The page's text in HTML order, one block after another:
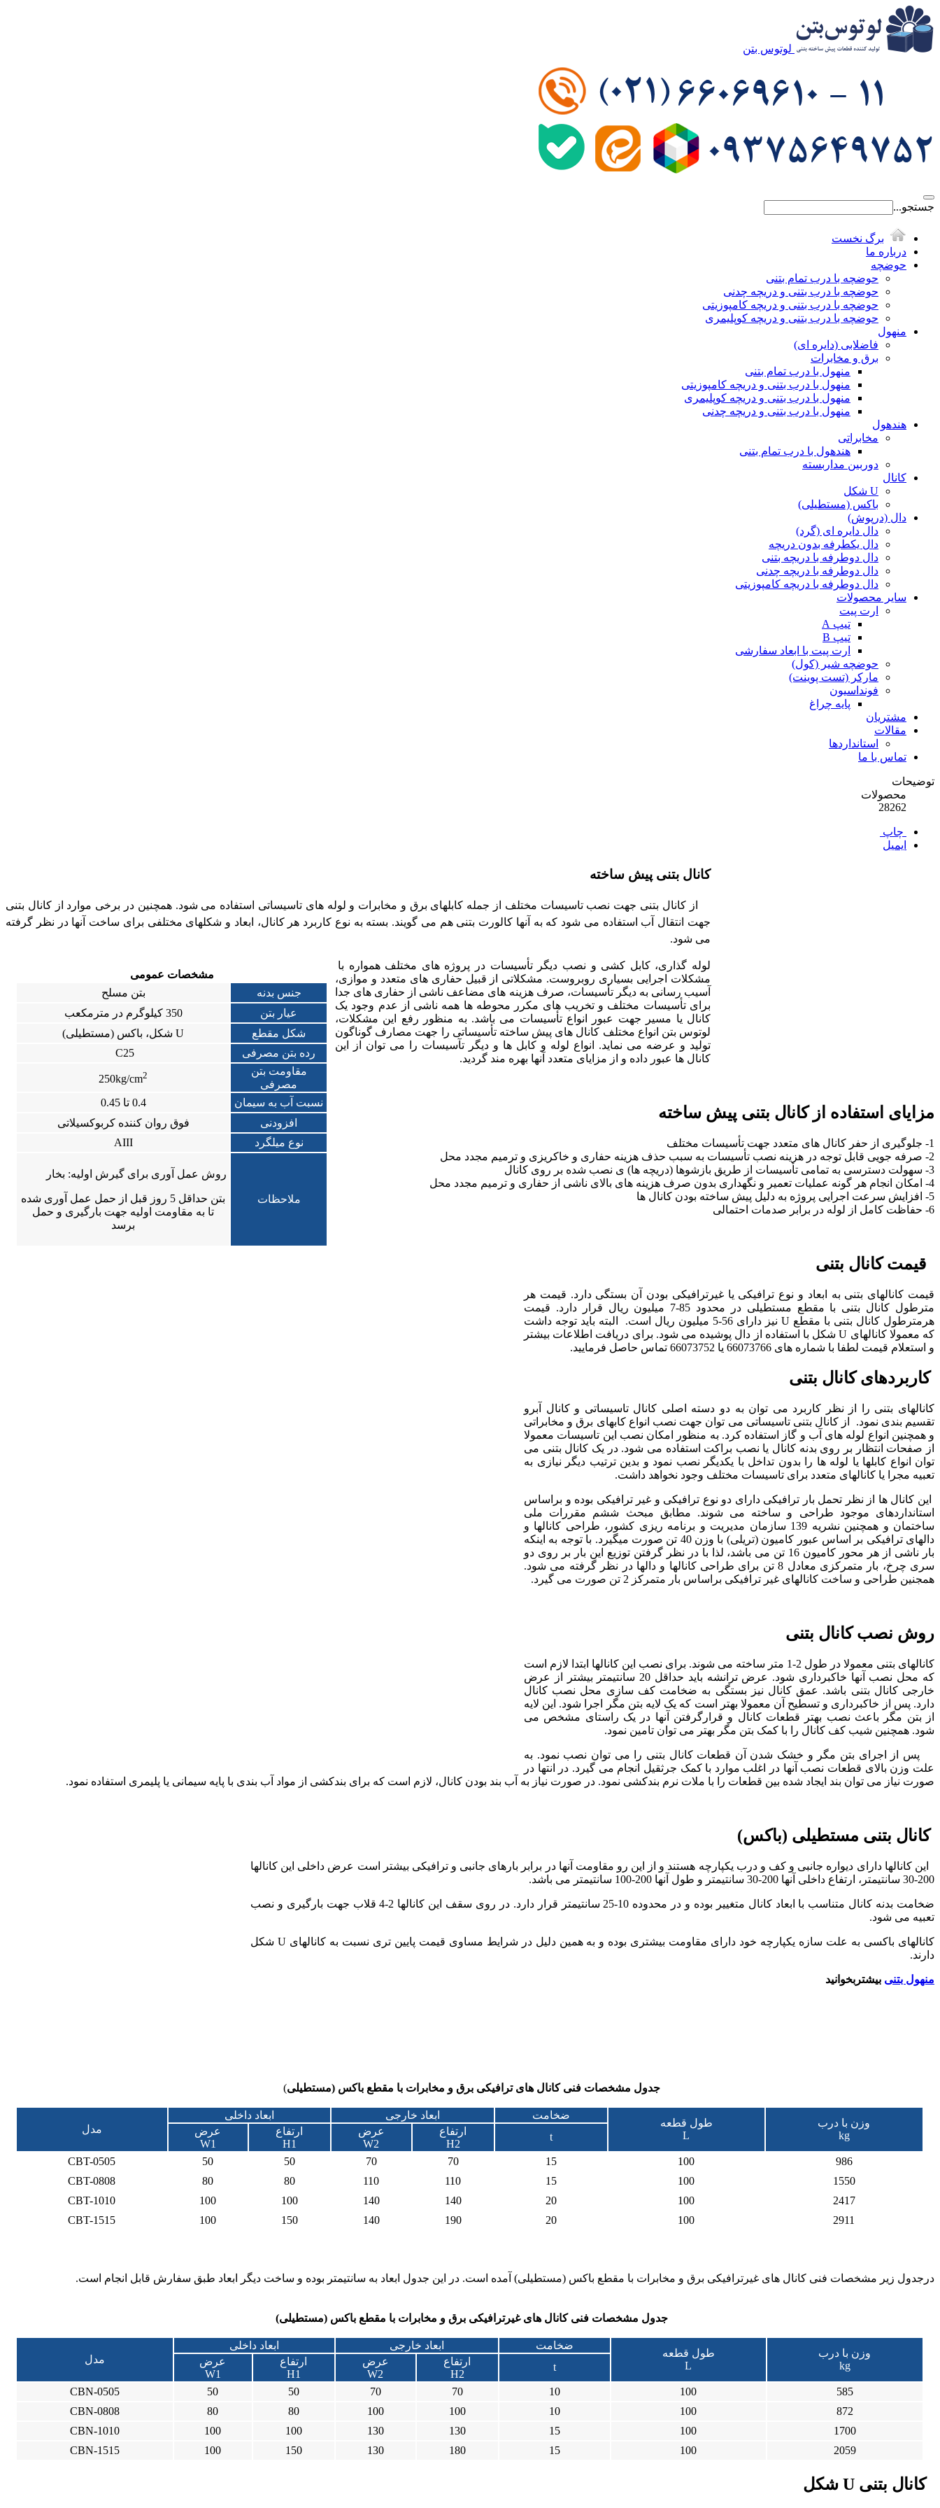
لوتوس بتن
جستجو...
برگ نخست
درباره ما
حوضچه
حوضچه با درب تمام بتنی
حوضچه با درب بتنی و دریچه چدنی
حوضچه با درب بتنی و دریچه کامپوزیتی
حوضچه با درب بتنی و دریچه کوپلیمری
منهول
فاضلابی (دایره ای)
برق و مخابرات
منهول با درب تمام بتنی
منهول با درب بتنی و دریچه کامپوزیتی
منهول با درب بتنی و دریچه کوپلیمری
منهول با درب بتنی و دریچه چدنی
هندهول
مخابراتی
هندهول با درب تمام بتنی
دوربین مداربسته
کانال
U شکل
باکس (مستطیلی)
دال (درپوش)
دال دایره ای (گرد)
دال یکطرفه بدون دریچه
دال دوطرفه با دریچه بتنی
دال دوطرفه با دریچه چدنی
دال دوطرفه با دریچه کامپوزیتی
سایر محصولات
ارت پیت
تیپ A
تیپ B
ارت پیت با ابعاد سفارشی
حوضچه شیر (کول)
مارکر (تست پوینت)
فونداسیون
پایه چراغ
مشتریان
مقالات
استانداردها
تماس با ما
توضیحات
محصولات
28262
چاپ
ایمیل
کانال بتنی پیش ساخته
از کانال بتنی جهت نصب تاسیسات مختلف از جمله کابلهای برق و مخابرات و لوله های تاسیساتی استفاده می شود. همچنین در برخی موارد از کانال بتنی
جهت انتقال آب استفاده می شود که به آنها کالورت بتنی هم می گویند. بسته به نوع کاربرد هر کانال، ابعاد و شکلهای مختلفی برای ساخت آنها در نظر گرفته
می شود.
مشخصات عمومی
جنس بدنه
بتن مسلح
عیار بتن
350 کیلوگرم در مترمکعب
شکل مقطع
U شکل، باکس (مستطیلی)
رده بتن مصرفی
C25
مقاومت بتن
مصرفی
250kg/cm2
نسبت آب به سیمان
0.4 تا 0.45
افزودنی
فوق روان کننده کربوکسیلاتی
نوع میلگرد
AIII
ملاحظات
روش عمل آوری برای گیرش اولیه: بخار
بتن حداقل 5 روز قبل از حمل عمل آوری شده
تا به مقاومت اولیه جهت بارگیری و حمل
برسد
لوله گذاری، کابل کشی و نصب دیگر تأسیسات در پروژه های مختلف همواره با
مشکلات اجرایی بسیاری روبروست. مشکلاتی از قبیل حفاری های متعدد و موازی،
آسیب رسانی به دیگر تأسیسات، صرف هزینه های مضاعف ناشی از حفاری های جدا
برای تأسیسات مختلف و تخریب های مکرر محوطه ها همه ناشی از عدم وجود یک
کانال یا مسیر جهت عبور انواع تأسیسات می باشد. به منظور رفع این مشکلات،
لوتوس بتن انواع مختلف کانال های پیش ساخته تأسیساتی را جهت مصارف گوناگون
تولید و عرضه می نماید. انواع لوله و کابل ها و دیگر تآسیسات را می توان از این
کانال ها عبور داده و از مزایای متعدد آنها بهره مند گردید.
مزایای استفاده از کانال بتنی پیش ساخته
1- جلوگیری از حفر کانال های متعدد جهت تأسیسات مختلف
2- صرفه جویی قابل توجه در هزینه نصب تأسیسات به سبب حذف هزینه حفاری و خاکریزی و ترمیم مجدد محل
3- سهولت دسترسی به تمامی تأسیسات از طریق بازشوها (دریچه ها) ی نصب شده بر روی کانال
4- امکان انجام هر گونه عملیات تعمیر و نگهداری بدون صرف هزینه های بالای ناشی از حفاری و ترمیم مجدد محل
5- افزایش سرعت اجرایی پروژه به دلیل پیش ساخته بودن کانال ها
6- حفاظت کامل از لوله در برابر صدمات احتمالی
قیمت کانال بتنی
قیمت کانالهای بتنی به ابعاد و نوع ترافیکی یا غیرترافیکی بودن آن بستگی دارد. قیمت هر
مترطول کانال بتنی با مقطع مستطیلی در محدود 85-7 میلیون ریال قرار دارد. قیمت
هرمترطول کانال بتنی با مقطع U نیز دارای 56-5 میلیون ریال است. البته باید توجه داشت
که معمولا کانالهای U شکل با استفاده از دال پوشیده می شود. برای دریافت اطلاعات بیشتر
و استعلام قیمت لطفا با شماره های 66073766 یا 66073752 تماس حاصل فرمایید.
کاربردهای کانال بتنی
کانالهای بتنی را از نظر کاربرد می توان به دو دسته اصلی کانال تاسیساتی و کانال آبرو
تقسیم بندی نمود. از کانال بتنی تاسیساتی می توان جهت نصب انواع کابهای برق و مخابراتی
و همچنین انواع لوله های آب و گاز استفاده کرد. به منظور امکان نصب این تاسیسات معمولا
از صفحات انتظار بر روی بدنه کانال یا نصب براکت استفاده می شود. در یک کانال بتنی می
توان انواع کابلها یا لوله ها را بدون تداخل با یکدیگر نصب نمود و بدین ترتیب دیگر نیازی به
تعبیه مجرا یا کانالهای متعدد برای تاسیسات مختلف وجود نخواهد داشت.
این کانال ها از نظر تحمل بار ترافیکی دارای دو نوع ترافیکی و غیر ترافیکی بوده و براساس
استانداردهای موجود طراحی و ساخته می شوند. مطابق مبحث ششم مقررات ملی
ساختمان و همچنین نشریه 139 سازمان مدیریت و برنامه ریزی کشور، طراحی کانالها و
دالهای ترافیکی بر اساس عبور کامیون (تریلی) با وزن 40 تن صورت میگیرد. با توجه به اینکه
بار ناشی از هر محور کامیون 16 تن می باشد، لذا با در نظر گرفتن توزیع این بار بر روی دو
سری چرخ، بار متمرکزی معادل 8 تن برای طراحی کانالها و دالها در نظر گرفته می شود.
همجنین طراحی و ساخت کانالهای غیر ترافیکی براساس بار متمرکز 2 تن صورت می گیرد.
روش نصب کانال بتنی
کانالهای بتنی معمولا در طول 2-1 متر ساخته می شوند. برای نصب این کانالها ابتدا لازم است
که محل نصب آنها خاکبرداری شود. عرض ترانشه باید حداقل 20 سانتیمتر بیشتر از عرض
خارجی کانال بتنی باشد. عمق کانال نیز بستگی به ضخامت کف سازی محل نصب کانال
دارد. پس از خاکبرداری و تسطیح آن معمولا بهتر است که یک لایه بتن مگر اجرا شود. این لایه
از بتن مگر باعث نصب بهتر قطعات کانال و قرارگرفتن آنها در یک راستای مشخص می
شود. همچنین شیب کف کانال را با کمک بتن مگر بهتر می توان تامین نمود.
پس از اجرای بتن مگر و خشک شدن آن قطعات کانال بتنی را می توان نصب نمود. به
علت وزن بالای قطعات نصب آنها در اغلب موارد با کمک جرثقیل انجام می گیرد. در انتها در
صورت نیاز می توان بند ایجاد شده بین قطعات را با ملات نرم بندکشی نمود. در صورت نیاز به آب بند بودن کانال، لازم است که برای بندکشی از مواد آب بندی با پایه سیمانی یا پلیمری استفاده نمود.
کانال بتنی مستطیلی (باکس)
این کانالها دارای دیواره جانبی و کف و درب یکپارچه هستند و از این رو مقاومت آنها در برابر بارهای جانبی و ترافیکی بیشتر است عرض داخلی این کانالها
200-30 سانتیمتر، ارتفاع داخلی آنها 200-30 سانتیمتر و طول آنها 200-100 سانتیمتر می باشد.
ضخامت بدنه کانال متناسب با ابعاد کانال متغییر بوده و در محدوده 10-25 سانتیمتر قرار دارد. در روی سقف این کانالها 2-4 قلاب جهت بارگیری و نصب
تعبیه می شود.
کانالهای باکسی به علت سازه یکپارچه خود دارای مقاومت بیشتری بوده و به همین دلیل در شرایط مساوی قیمت پایین تری نسبت به کانالهای U شکل
دارند.
منهول بتنی بیشتربخوانید
جدول مشخصات فنی کانال های ترافیکی برق و مخابرات با مقطع باکس (مستطیلی)
مدل
ابعاد داخلی ابعاد خارجی ضخامت
طول قطعه
L
وزن با درب
kg
عرض
W1
ارتفاع
H1
عرض
W2
ارتفاع
H2
t
CBT-0505 50 50 70 70 15 100
986
CBT-0808
80 80 110 110 15 100
1550
CBT-1010
100 100 140 140 20 100
2417
CBT-1515
100 150 140 190 20 100 2911
درجدول زیر مشخصات فنی کانال های غیرترافیکی برق و مخابرات با مقطع باکس (مستطیلی) آمده است. در این جدول ابعاد به سانتیمتر بوده و ساخت دیگر ابعاد طبق سفارش قابل انجام است.
جدول مشخصات فنی کانال های غیرترافیکی برق و مخابرات با مقطع باکس (مستطیلی)
مدل
ابعاد داخلی ابعاد خارجی ضخامت
طول قطعه
L
وزن با درب
kg
عرض
W1
ارتفاع
H1
عرض
W2
ارتفاع
H2
t
CBN-0505 50 50 70 70 10 100
585
CBN-0808
80 80 100 100 10 100
872
CBN-1010
100 100 130 130 15 100
1700
CBN-1515
100 150 130 180 15 100 2059
کانال بتنی U شکل